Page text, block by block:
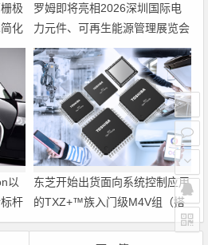
极
化
罗姆即将亮相2026深圳国际电
力元件、可再生能源管理展览会
暨研讨会
以
杆
东芝开始出货面向系统控制应用
的TXZ+™族入门级M4V组（搭
载Arm Cortex‑M4内核的标准微
控制器）工程样品